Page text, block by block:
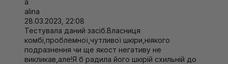
a
alina
28.03.2023, 22:08
Тестувала даний засіб.Власниця
комбі,проблемної,чутливої шкіри,ніякого
подразнення чи ще якост негативу не
викликав,але!Я б радила його шкірій схильній до